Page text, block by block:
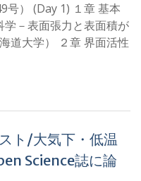
号） (Day 1) １章 基本
－表面張力と表面積が
道大学） ２章 界面活性
ト/大気下・低温
Science誌に論